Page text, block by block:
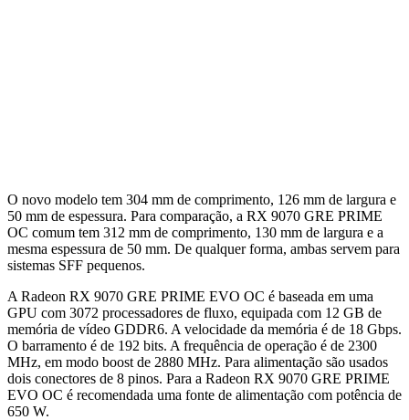
O novo modelo tem 304 mm de comprimento, 126 mm de largura e
50 mm de espessura. Para comparação, a RX 9070 GRE PRIME
OC comum tem 312 mm de comprimento, 130 mm de largura e a
mesma espessura de 50 mm. De qualquer forma, ambas servem para
sistemas SFF pequenos.
A Radeon RX 9070 GRE PRIME EVO OC é baseada em uma
GPU com 3072 processadores de fluxo, equipada com 12 GB de
memória de vídeo GDDR6. A velocidade da memória é de 18 Gbps.
O barramento é de 192 bits. A frequência de operação é de 2300
MHz, em modo boost de 2880 MHz. Para alimentação são usados
dois conectores de 8 pinos. Para a Radeon RX 9070 GRE PRIME
EVO OC é recomendada uma fonte de alimentação com potência de
650 W.